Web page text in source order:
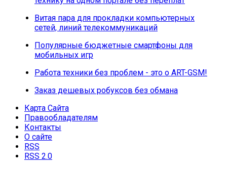
Витая пара для прокладки компьютерных
сетей, линий телекоммуникаций
Популярные бюджетные смартфоны для
мобильных игр
Работа техники без проблем - это о ART-GSM!
Заказ дешевых робуксов без обмана
Карта Сайта
Правообладателям
Контакты
О сайте
RSS
RSS 2.0